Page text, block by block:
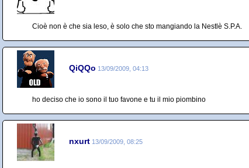
Cioè non è che sia leso, è solo che sto mangiando la Nestlè S.P.A.
QiQQo 13/09/2009, 04:13
ho deciso che io sono il tuo favone e tu il mio piombino
nxurt 13/09/2009, 08:25